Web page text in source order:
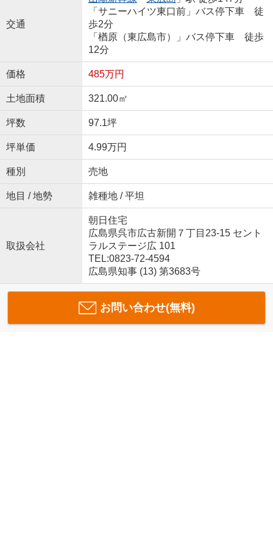
交通
「サニーハイツ東口前」バス停下車 徒
歩2分
「楢原（東広島市）」バス停下車 徒歩
12分
価格 485万円
土地面積 321.00㎡
坪数 97.1坪
坪単価 4.99万円
種別 売地
地目 / 地勢 雑種地 / 平坦
取扱会社
朝日住宅
広島県呉市広古新開７丁目23-15 セント
ラルステージ広 101
TEL:0823-72-4594
広島県知事 (13) 第3683号
お問い合わせ(無料)